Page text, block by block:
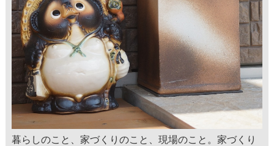
暮らしのこと、家づくりのこと、現場のこと。家づくり